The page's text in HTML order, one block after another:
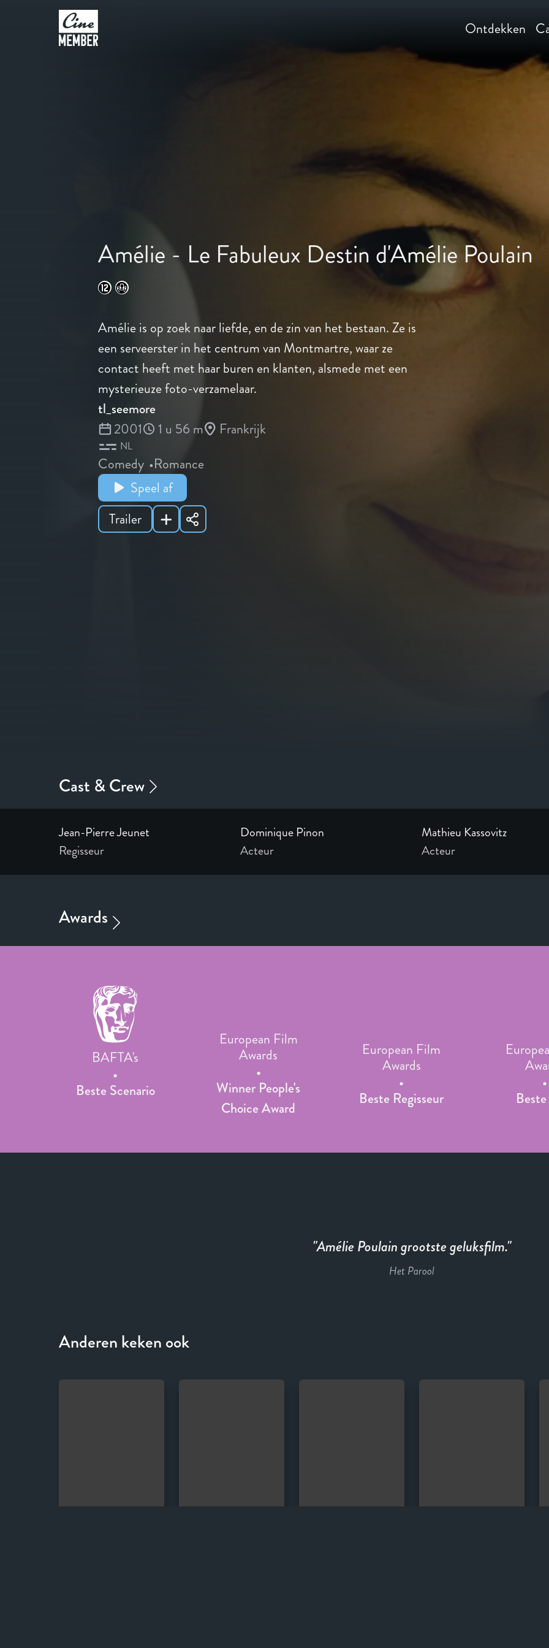
Ontdekken
Amélie - Le Fabuleux Destin d'Amélie Poulain
Amélie is op zoek naar liefde, en de zin van het bestaan. Ze is
een serveerster in het centrum van Montmartre, waar ze
contact heeft met haar buren en klanten, alsmede met een
mysterieuze foto-verzamelaar.
tl_seemore
2001
1 u 56 m Frankrijk
NL
Comedy Romance
Speel af
Trailer
Jean-Pierre Jeunet
Regisseur
Dominique Pinon
Acteur
Mathieu Kassovitz
Acteur
BAFTA's
Beste Scenario
European Film
Awards
Winner People's
Choice Award
European Film
Awards
Beste Regisseur
Amélie Poulain grootste geluksfilm.
Het Parool